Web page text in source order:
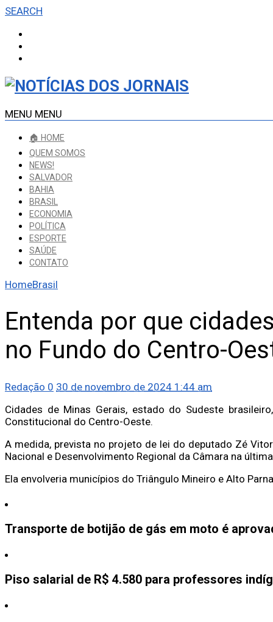
SEARCH
MENU MENU
🏠 HOME
QUEM SOMOS
NEWS!
SALVADOR
BAHIA
BRASIL
ECONOMIA
POLÍTICA
ESPORTE
SAÚDE
CONTATO
HomeBrasil
Entenda por que
no Fundo do Centro-
Redação 0 30 de novembro de 2024 1:44 am
Cidades de Minas Gerais, estado do Sudeste
Constitucional do Centro-Oeste.
A medida, prevista no projeto de lei do deputado Zé
Nacional e Desenvolvimento Regional da Câmara na
Ela envolveria municípios do Triângulo Mineiro e Alto
Transporte de botijão de gás em moto é
Piso salarial de R$ 4.580 para professores